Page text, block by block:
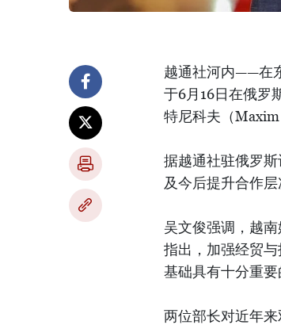
越通社河内——在
于6月16日在俄罗
特尼科夫（Maxim
据越通社驻俄罗
及今后提升合作
吴文俊强调，越
指出，加强经贸
基础具有十分重要
两位部长对近年